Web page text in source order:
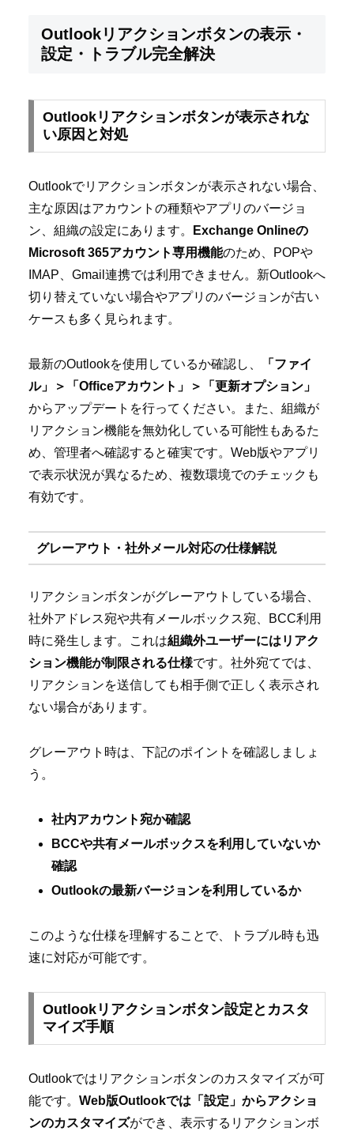
Outlookリアクションボタンの表示・
設定・トラブル完全解決
Outlookリアクションボタンが表示されな
い原因と対処
Outlookでリアクションボタンが表示されない場合、
主な原因はアカウントの種類やアプリのバージョ
ン、組織の設定にあります。
Exchange Onlineの
Microsoft 365アカウント専用機能のため、POPや
IMAP、Gmail連携では利用できません。新Outlookへ
切り替えていない場合やアプリのバージョンが古い
ケースも多く見られます。
最新のOutlookを使用しているか確認し、
「ファイ
ル」＞「Officeアカウント」＞「更新オプション」
からアップデートを行ってください。また、組織が
リアクション機能を無効化している可能性もあるた
め、管理者へ確認すると確実です。Web版やアプリ
で表示状況が異なるため、複数環境でのチェックも
有効です。
グレーアウト・社外メール対応の仕様解説
リアクションボタンがグレーアウトしている場合、
社外アドレス宛や共有メールボックス宛、BCC利用
時に発生します。これは組織外ユーザーにはリアク
ション機能が制限される仕様です。社外宛てでは、
リアクションを送信しても相手側で正しく表示され
ない場合があります。
グレーアウト時は、下記のポイントを確認しましょ
う。
社内アカウント宛か確認
BCCや共有メールボックスを利用していないか
確認
Outlookの最新バージョンを利用しているか
このような仕様を理解することで、トラブル時も迅
速に対応が可能です。
Outlookリアクションボタン設定とカスタ
マイズ手順
Outlookではリアクションボタンのカスタマイズが可
能です。 Web版Outlookでは「設定」からアクショ
ンのカスタマイズができ、表示するリアクションボ